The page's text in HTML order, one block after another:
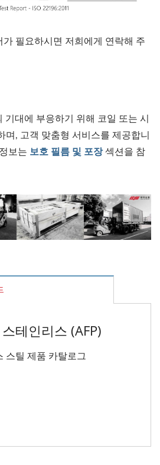
필요하시면 저희에게 연락해 주
기대에 부응하기 위해 코일 또는 시
며, 고객 맞춤형 서비스를 제공합니
보는 보호 필름 및 포장섹션을 참
테인리스 (AFP)
스틸 제품 카탈로그